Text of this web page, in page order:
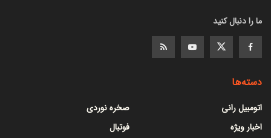
ما را دنبال کنید
دسته‌ها
اتومبیل رانی
اخبار ویژه
صخره نوردی
فوتبال